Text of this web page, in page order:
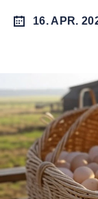
16. APR.